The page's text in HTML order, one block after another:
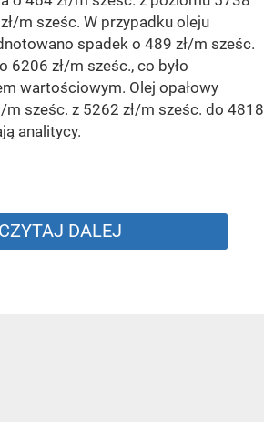
m sześc. W przypadku oleju
spadek o 489 zł/m sześc.
6206 zł/m sześc., co było
wartościowym. Olej opałowy
m sześc. z 5262 zł/m sześc. do 4818
analitycy.
CZYTAJ DALEJ